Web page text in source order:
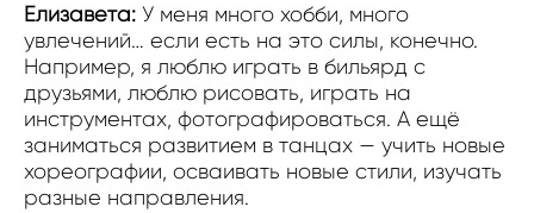
Елизавета: У меня много хобби, много
увлечений… если есть на это силы, конечно.
Например, я люблю играть в бильярд с
друзьями, люблю рисовать, играть на
инструментах, фотографироваться. А ещё
заниматься развитием в танцах — учить новые
хореографии, осваивать новые стили, изучать
разные направления.